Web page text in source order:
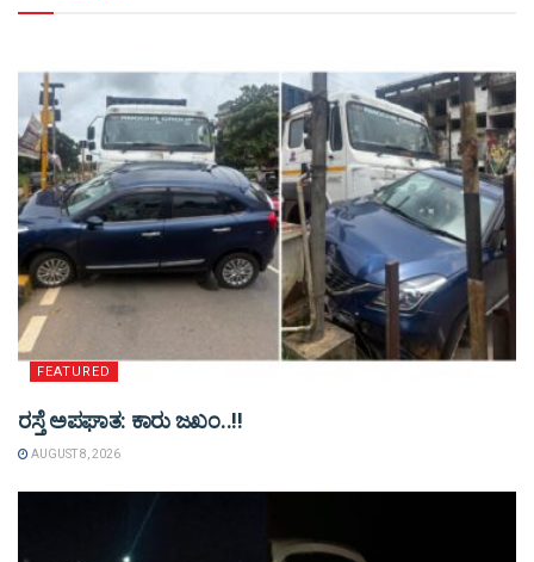
FEATURED
ರಸ್ತೆ ಅಪಘಾತ: ಕಾರು ಜಖಂ..!!
AUGUST 8, 2026